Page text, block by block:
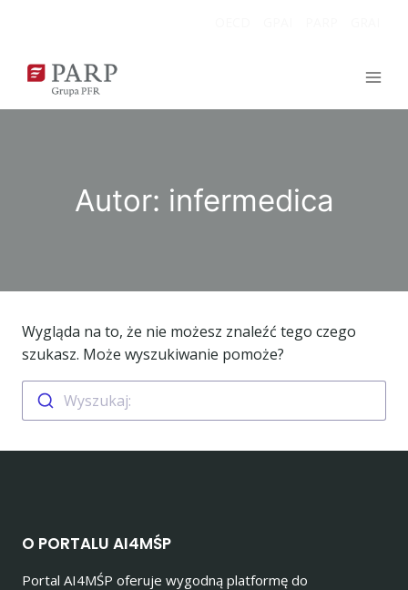
Autor: infermedica
Wygląda na to, że nie możesz znaleźć tego czego
szukasz. Może wyszukiwanie pomoże?
Wyszukaj:
O PORTALU AI4MŚP
Portal AI4MŚP oferuje wygodną platformę do